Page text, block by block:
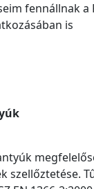
fennállnak a
is
szellőztetése.